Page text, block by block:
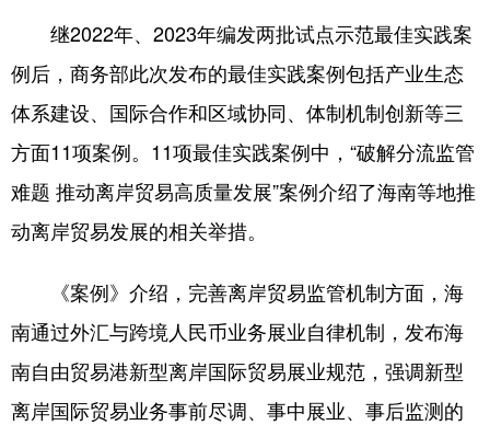
继2022年、2023年编发两批试点示范最佳实践案
例后，商务部此次发布的最佳实践案例包括产业生态
体系建设、国际合作和区域协同、体制机制创新等三
方面11项案例。11项最佳实践案例中，“破解分流监管
难题 推动离岸贸易高质量发展”案例介绍了海南等地推
动离岸贸易发展的相关举措。
《案例》介绍，完善离岸贸易监管机制方面，海
南通过外汇与跨境人民币业务展业自律机制，发布海
南自由贸易港新型离岸国际贸易展业规范，强调新型
离岸国际贸易业务事前尽调、事中展业、事后监测的